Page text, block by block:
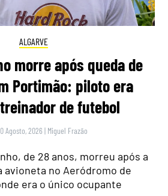
ALGARVE
morre após queda de
Portimão: piloto era
de futebol
Agosto, 2026 | Miguel Frazão
de 28 anos, morreu após a
avioneta no Aeródromo de
era o único ocupante